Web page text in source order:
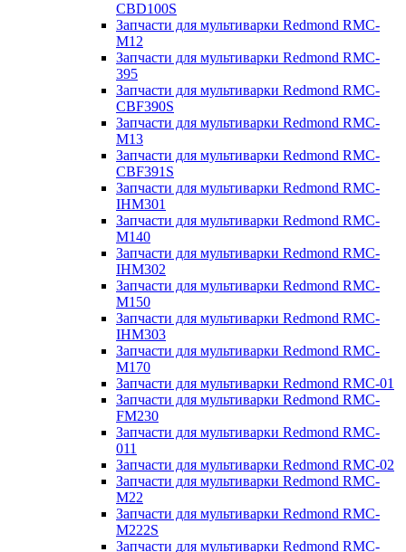
CBD100S
Запчасти для мультиварки Redmond RMC-
M12
Запчасти для мультиварки Redmond RMC-
395
Запчасти для мультиварки Redmond RMC-
CBF390S
Запчасти для мультиварки Redmond RMC-
M13
Запчасти для мультиварки Redmond RMC-
CBF391S
Запчасти для мультиварки Redmond RMC-
IHM301
Запчасти для мультиварки Redmond RMC-
M140
Запчасти для мультиварки Redmond RMC-
IHM302
Запчасти для мультиварки Redmond RMC-
M150
Запчасти для мультиварки Redmond RMC-
IHM303
Запчасти для мультиварки Redmond RMC-
M170
Запчасти для мультиварки Redmond RMC-01
Запчасти для мультиварки Redmond RMC-
FM230
Запчасти для мультиварки Redmond RMC-
011
Запчасти для мультиварки Redmond RMC-02
Запчасти для мультиварки Redmond RMC-
M22
Запчасти для мультиварки Redmond RMC-
M222S
Запчасти для мультиварки Redmond RMC-